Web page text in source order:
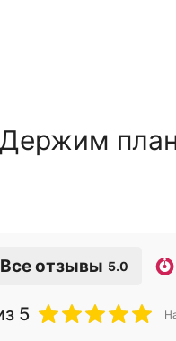
Держим
Все отзывы 5.0
5